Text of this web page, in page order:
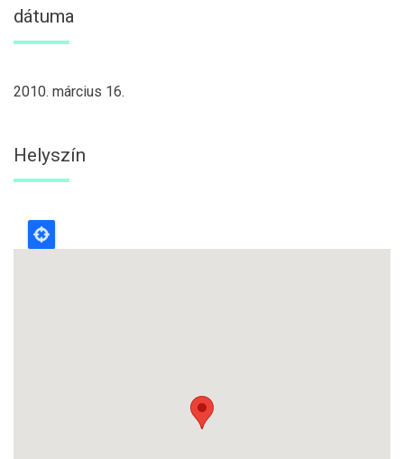
dátuma
2010. március 16.
Helyszín